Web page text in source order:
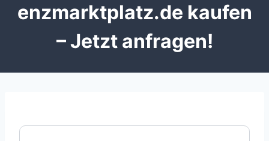
enzmarktplatz.de kaufen
– Jetzt anfragen!